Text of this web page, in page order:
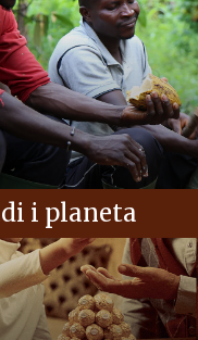
i planeta